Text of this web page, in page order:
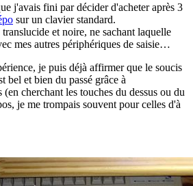
j'avais fini par décider d'acheter après 3
sur un clavier standard.
et noire, ne sachant laquelle
mes autres périphériques de saisie…
je puis déjà affirmer que le soucis
bel et bien du passé grâce à
cherchant les touches du dessus ou du
je me trompais souvent pour celles d'à